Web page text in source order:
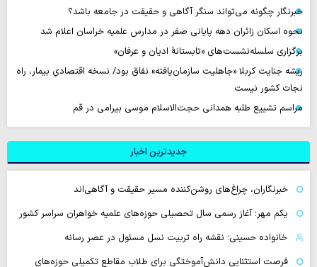
خبرنگار چگونه می‌تواند سنگر آگاهی و حقیقت در جامعه باشد؟
نحوه اسکان زائران دهه پایانی صفر در مدارس علمیه خراسان اعلام شد
برگزاری سلسله‌نشست‌های «تابستانهٔ ادیان و عرفان»
ریشه جنایت کربلا «جاهلیت سازمان‌یافته» نفاق بود/ نسخه اقتصادیِ بیمار، راه
نجات کشور نیست
مراسم تشییع طلبه همدانی حجت‌الاسلام موسی بیرامی در قم
جدیدترین اخبار
خبرنگاران، چراغ‌های روشن‌کننده مسیر حقیقت و آگاهی‌اند
یکم مهر؛ آغاز رسمی سال تحصیلی حوزه‌های علمیه خواهران سراسر کشور
خانواده حسینی؛ نقشه راه تربیت نسل مسئول در عصر رسانه
فرصت استثنایی دانش‌آموختگی برای طلاب مقاطع تکمیلی حوزه‌های